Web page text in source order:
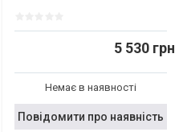
5 530 грн
Немає в наявності
Повідомити про наявність